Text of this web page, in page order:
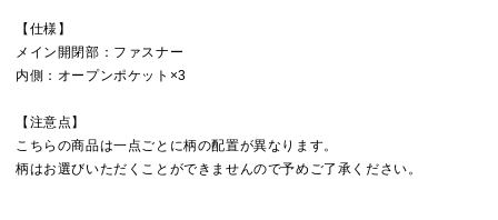
【仕様】
メイン開閉部：ファスナー
内側：オープンポケット×3
【注意点】
こちらの商品は一点ごとに柄の配置が異なります。
柄はお選びいただくことができませんので予めご了承ください。